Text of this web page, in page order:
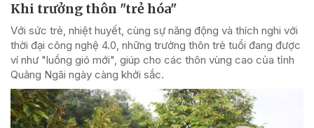
Khi trưởng thôn "trẻ hóa"
Với sức trẻ, nhiệt huyết, cùng sự năng động và thích nghi với
thời đại công nghệ 4.0, những trưởng thôn trẻ tuổi đang được
ví như "luồng gió mới", giúp cho các thôn vùng cao của tỉnh
Quảng Ngãi ngày càng khởi sắc.